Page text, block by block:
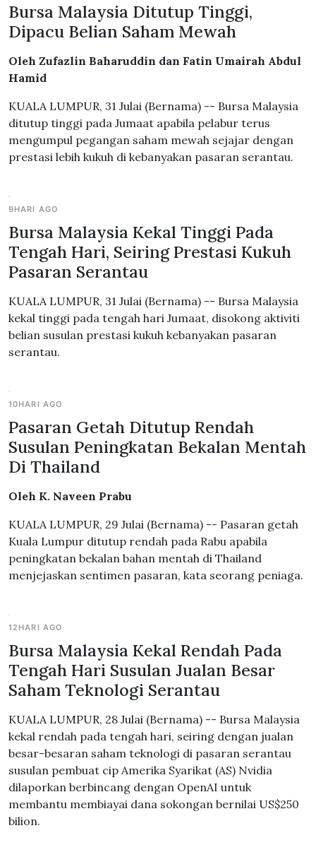
Bursa Malaysia Ditutup Tinggi,
Dipacu Belian Saham Mewah
Oleh Zufazlin Baharuddin dan Fatin Umairah Abdul
Hamid
KUALA LUMPUR, 31 Julai (Bernama) -- Bursa Malaysia
ditutup tinggi pada Jumaat apabila pelabur terus
mengumpul pegangan saham mewah sejajar dengan
prestasi lebih kukuh di kebanyakan pasaran serantau.
9HARI AGO
Bursa Malaysia Kekal Tinggi Pada
Tengah Hari, Seiring Prestasi Kukuh
Pasaran Serantau
KUALA LUMPUR, 31 Julai (Bernama) -- Bursa Malaysia
kekal tinggi pada tengah hari Jumaat, disokong aktiviti
belian susulan prestasi kukuh kebanyakan pasaran
serantau.
10HARI AGO
Pasaran Getah Ditutup Rendah
Susulan Peningkatan Bekalan Mentah
Di Thailand
Oleh K. Naveen Prabu
KUALA LUMPUR, 29 Julai (Bernama) -- Pasaran getah
Kuala Lumpur ditutup rendah pada Rabu apabila
peningkatan bekalan bahan mentah di Thailand
menjejaskan sentimen pasaran, kata seorang peniaga.
12HARI AGO
Bursa Malaysia Kekal Rendah Pada
Tengah Hari Susulan Jualan Besar
Saham Teknologi Serantau
KUALA LUMPUR, 28 Julai (Bernama) -- Bursa Malaysia
kekal rendah pada tengah hari, seiring dengan jualan
besar-besaran saham teknologi di pasaran serantau
susulan pembuat cip Amerika Syarikat (AS) Nvidia
dilaporkan berbincang dengan OpenAI untuk
membantu membiayai dana sokongan bernilai US$250
bilion.